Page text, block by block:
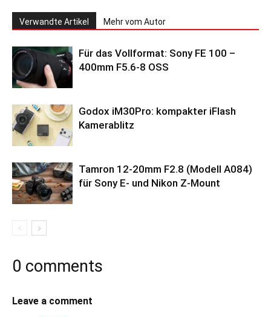
Verwandte Artikel Mehr vom Autor
Für das Vollformat: Sony FE 100 –
400mm F5.6-8 OSS
Godox iM30Pro: kompakter iFlash
Kamerablitz
Tamron 12-20mm F2.8 (Modell A084)
für Sony E- und Nikon Z-Mount
0 comments
Leave a comment